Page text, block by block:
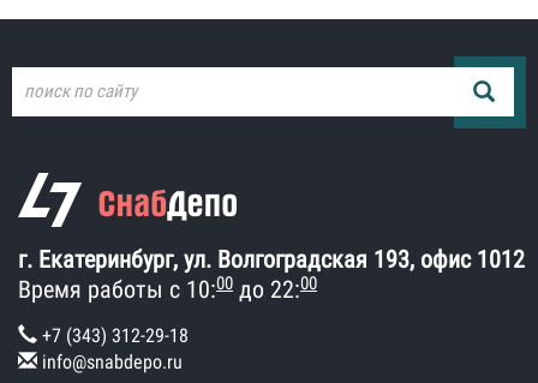
г. Екатеринбург, ул. Волгоградская 193, офис 1012
Время работы с 10:00 до 22:00
+7 (343) 312-29-18
info@snabdepo.ru